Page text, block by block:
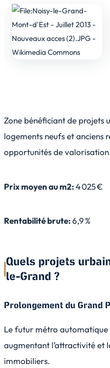
Zone bénéficiant de projets
logements neufs et anciens
opportunités de
Prix moyen au m2:4 025 €
Rentabilité brute:6,9 %
Quels projets
le-Grand ?
Prolongement du Grand
Le futur métro
augmentant l’attractivité et
immobiliers.